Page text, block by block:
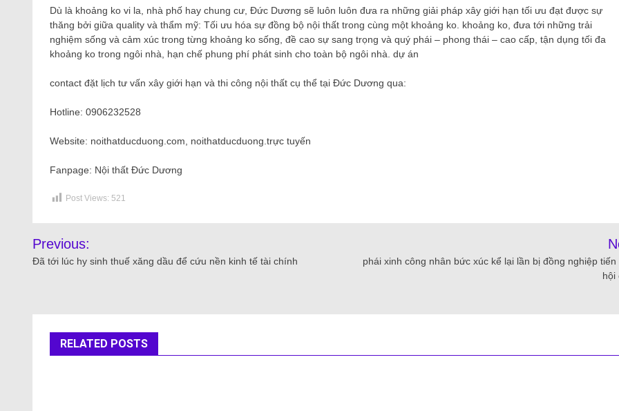
Dù là khoảng ko vi la, nhà phố hay chung cư, Đức Dương sẽ luôn luôn đưa ra những giải pháp xây giới hạn tối ưu đạt được sự
thăng bởi giữa quality và thẩm mỹ: Tối ưu hóa sự đồng bộ nội thất trong cùng một khoảng ko. khoảng ko, đưa tới những trải
nghiệm sống và cảm xúc trong từng khoảng ko sống, đề cao sự sang trọng và quý phái – phong thái – cao cấp, tận dụng tối đa
khoảng ko trong ngôi nhà, hạn chế phung phí phát sinh cho toàn bộ ngôi nhà. dự án
contact đặt lịch tư vấn xây giới hạn và thi công nội thất cụ thể tại Đức Dương qua:
Hotline: 0906232528
Website: noithatducduong.com, noithatducduong.trực tuyến
Fanpage: Nội thất Đức Dương
Post Views: 521
Previous:
Đã tới lúc hy sinh thuế xăng dầu để cứu nền kinh tế tài chính
phái xinh công nhân bức xúc kể lại lần bị đồng nghiệp tiến
hội
RELATED POSTS